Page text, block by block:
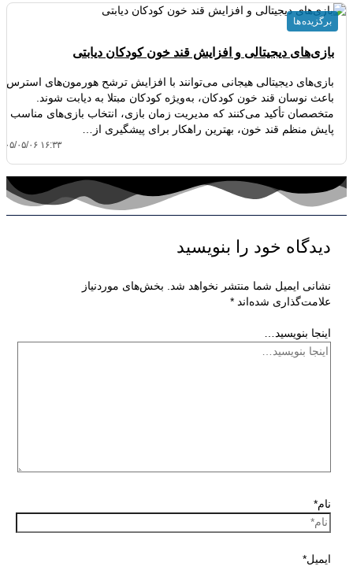
بازی‌های دیجیتالی و افزایش قند خون کودکان دیابتی
بازی‌های دیجیتالی هیجانی می‌توانند با افزایش ترشح هورمون‌های استرس،
باعث نوسان قند خون کودکان، به‌ویژه کودکان مبتلا به دیابت شوند.
متخصصان تأکید می‌کنند که مدیریت زمان بازی، انتخاب بازی‌های مناسب و
پایش منظم قند خون، بهترین راهکار برای پیشگیری از…
۱۴۰۵/۰۵/۰۶
برگزیده ها
دیدگاه‌ خود را بنویسید
نشانی ایمیل شما منتشر نخواهد شد.
بخش‌های موردنیاز
علامت‌گذاری شده‌اند *
اینجا بنویسید…
نام*
ایمیل*